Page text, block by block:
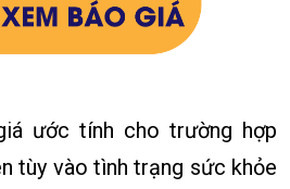
ước tính cho trường hợp
tùy vào tình trạng sức khỏe